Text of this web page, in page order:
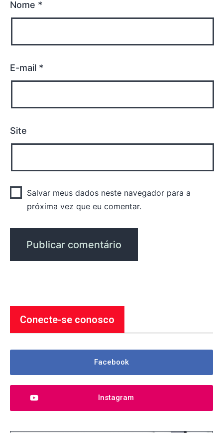
Nome *
E-mail *
Site
Salvar meus dados neste navegador para a
próxima vez que eu comentar.
Conecte-se conosco
Facebook
Instagram